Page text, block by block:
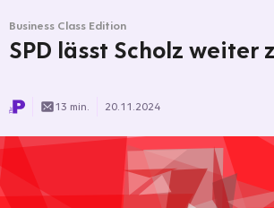
Business Class Edition
SPD lässt Scholz weiter
13 min. 20.11.2024